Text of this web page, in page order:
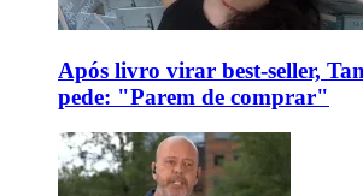
Após livro virar best-seller,
pede: "Parem de comprar"